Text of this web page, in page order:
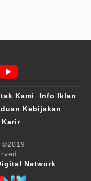
Kami
Info Iklan
Kebijakan
Karir
©2019
Network